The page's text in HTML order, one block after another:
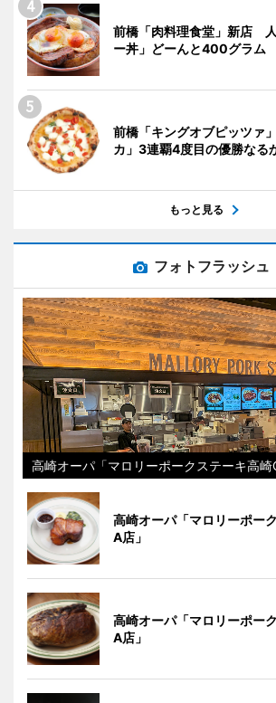
前橋「肉料理食堂」新店
ー丼」どーんと400グラム
前橋「キングオブピッツァ
カ」3連覇4度目の優勝なる
もっと見る
フォトフラッシュ
高崎オーパ「マロリーポークステーキ高崎
高崎オーパ「マロリーポー
A店」
高崎オーパ「マロリーポー
A店」